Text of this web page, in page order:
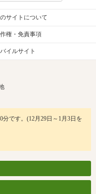
サイトについて
権・免責事項
イルサイト
です。(12月29日～1月3日を